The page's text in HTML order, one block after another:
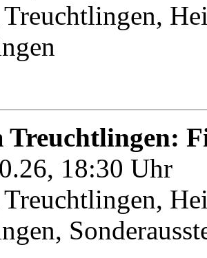
Treuchtlingen:
18:30 Uhr